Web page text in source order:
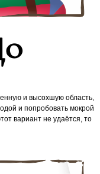
и высохшую область,
и попробовать мокрой
вариант не удаётся, то